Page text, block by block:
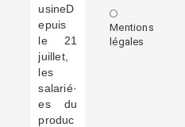
usineD
epuis
le 21
juillet,
les
salarié·
es du
produc
Mentions
légales